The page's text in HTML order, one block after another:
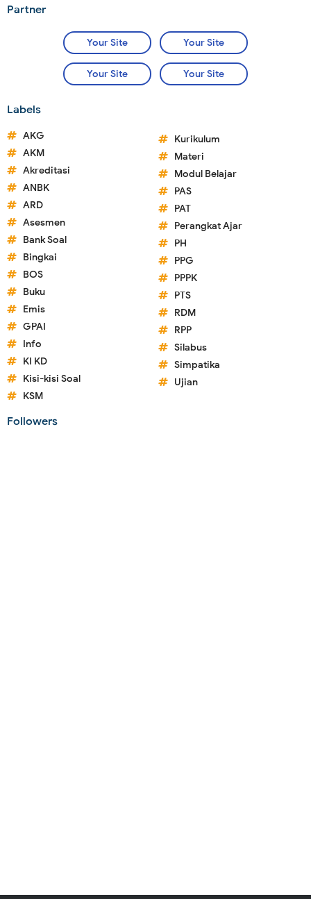
Partner
Your Site Your Site
Your Site Your Site
Labels
AKG
AKM
Akreditasi
ANBK
ARD
Asesmen
Bank Soal
Bingkai
BOS
Buku
Emis
GPAI
Info
KI KD
Kisi-kisi Soal
KSM
Kurikulum
Materi
Modul Belajar
PAS
PAT
Perangkat Ajar
PH
PPG
PPPK
PTS
RDM
RPP
Silabus
Simpatika
Ujian
Followers